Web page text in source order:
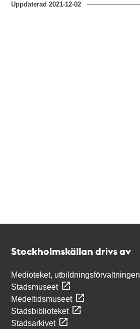
Uppdaterad2021-12-02
Stockholmskällan drivs av
Medioteket, utbildningsförvaltningen
Stadsmuseet
Medeltidsmuseet
Stadsbiblioteket
Stadsarkivet